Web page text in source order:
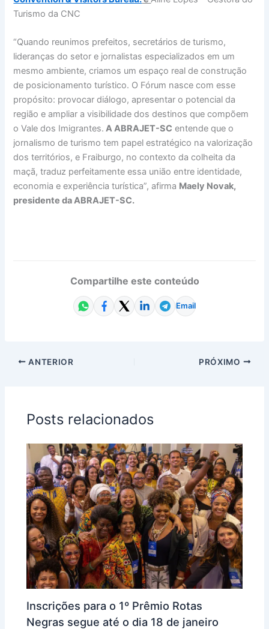
Turismo da CNC
“Quando reunimos prefeitos, secretários de turismo,
lideranças do setor e jornalistas especializados em um
mesmo ambiente, criamos um espaço real de construção
de posicionamento turístico. O Fórum nasce com esse
propósito: provocar diálogo, apresentar o potencial da
região e ampliar a visibilidade dos destinos que compõem
o Vale dos Imigrantes. A ABRAJET-SC entende que o
jornalismo de turismo tem papel estratégico na valorização
dos territórios, e Fraiburgo, no contexto da colheita da
maçã, traduz perfeitamente essa união entre identidade,
economia e experiência turística”, afirma Maely Novak,
presidente da ABRAJET-SC.
Compartilhe este conteúdo
Email
ANTERIOR PRÓXIMO
Posts relacionados
Inscrições para o 1º Prêmio Rotas
Negras segue até o dia 18 de janeiro